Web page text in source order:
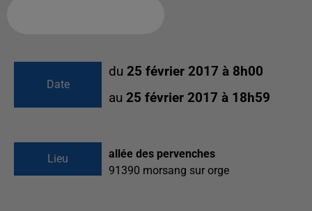
Date
du 25 février 2017 à 8h00
au 25 février 2017 à 18h59
Lieu
allée des pervenches
91390 morsang sur orge